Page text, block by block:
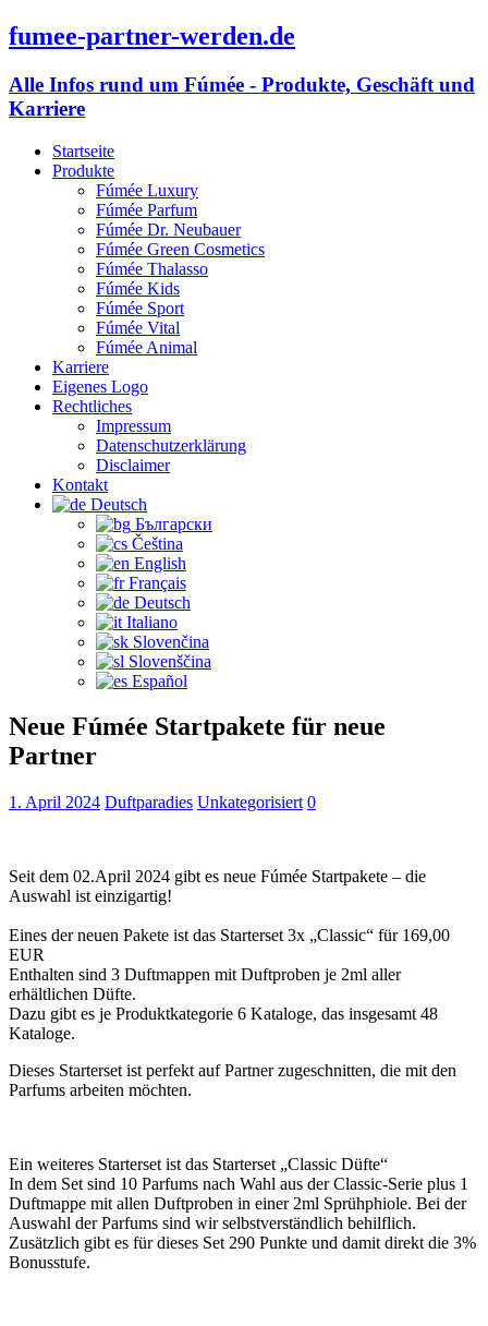
fumee-partner-werden.de
Alle Infos rund um Fúmée - Produkte, Geschäft und
Karriere
Startseite
Produkte
Fúmée Luxury
Fúmée Parfum
Fúmée Dr. Neubauer
Fúmée Green Cosmetics
Fúmée Thalasso
Fúmée Kids
Fúmée Sport
Fúmée Vital
Fúmée Animal
Karriere
Eigenes Logo
Rechtliches
Impressum
Datenschutzerklärung
Disclaimer
Kontakt
Deutsch
Български
Čeština‎
English
Français
Deutsch
Italiano
Slovenčina
Slovenščina
Español
Neue Fúmée Startpakete für neue
Partner
1. April 2024 Duftparadies Unkategorisiert 0
Seit dem 02.April 2024 gibt es neue Fúmée Startpakete – die
Auswahl ist einzigartig!
Eines der neuen Pakete ist das Starterset 3x „Classic“ für 169,00
EUR
Enthalten sind 3 Duftmappen mit Duftproben je 2ml aller
erhältlichen Düfte.
Dazu gibt es je Produktkategorie 6 Kataloge, das insgesamt 48
Kataloge.
Dieses Starterset ist perfekt auf Partner zugeschnitten, die mit den
Parfums arbeiten möchten.
Ein weiteres Starterset ist das Starterset „Classic Düfte“
In dem Set sind 10 Parfums nach Wahl aus der Classic-Serie plus 1
Duftmappe mit allen Duftproben in einer 2ml Sprühphiole. Bei der
Auswahl der Parfums sind wir selbstverständlich behilflich.
Zusätzlich gibt es für dieses Set 290 Punkte und damit direkt die 3%
Bonusstufe.